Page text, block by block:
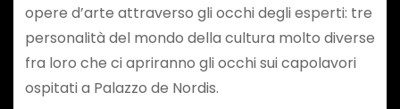
opere d’arte attraverso gli occhi degli esperti: tre
personalità del mondo della cultura molto diverse
fra loro che ci apriranno gli occhi sui capolavori
ospitati a Palazzo de Nordis.